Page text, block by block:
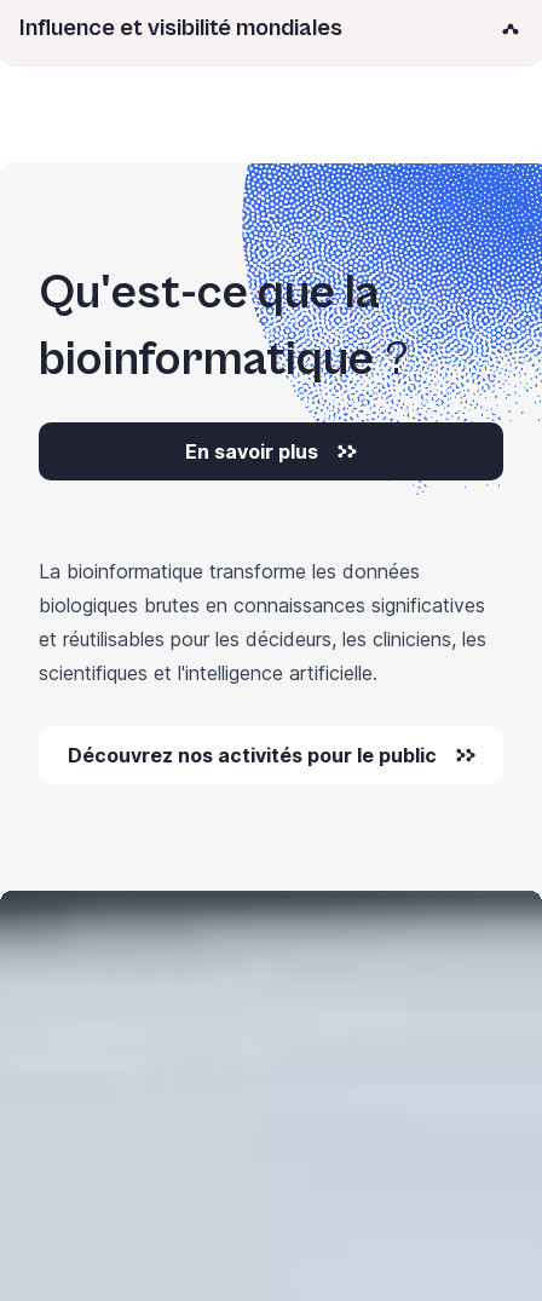
Influence et visibilité mondiales
Qu'est-ce que la
bioinformatique?
En savoir plus
La bioinformatique transforme les données
biologiques brutes en connaissances significatives
et réutilisables pour les décideurs, les cliniciens, les
scientifiques et l'intelligence artificielle.
Découvrez nos activités pour le public